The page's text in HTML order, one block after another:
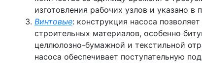
изготовления рабочих узлов и указано в
Винтовые: конструкция насоса
строительных материалов, особенно
целлюлозно-бумажной и текстильной
насоса обеспечивает поступательную